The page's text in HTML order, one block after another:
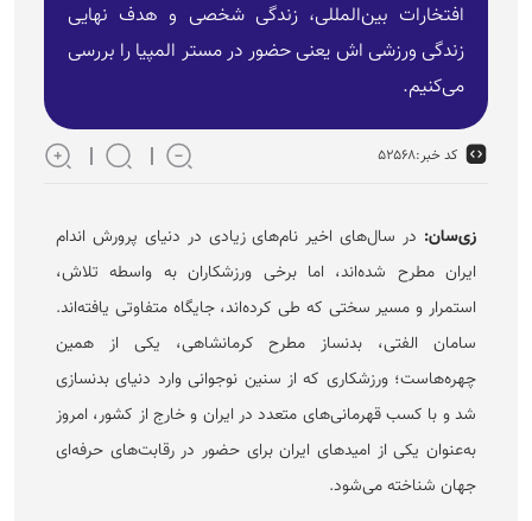
افتخارات بین‌المللی، زندگی شخصی و هدف نهایی
زندگی ورزشی اش یعنی حضور در مستر المپیا را بررسی
می‌کنیم.
کد خبر:۵۲۵۶۸
زی‌سان: در سال‌های اخیر نام‌های زیادی در دنیای پرورش اندام
ایران مطرح شده‌اند، اما برخی ورزشکاران به واسطه تلاش،
استمرار و مسیر سختی که طی کرده‌اند، جایگاه متفاوتی یافته‌اند.
سامان الفتی، بدنساز مطرح کرمانشاهی، یکی از همین
چهره‌هاست؛ ورزشکاری که از سنین نوجوانی وارد دنیای بدنسازی
شد و با کسب قهرمانی‌های متعدد در ایران و خارج از کشور، امروز
به‌عنوان یکی از امید‌های ایران برای حضور در رقابت‌های حرفه‌ای
جهان شناخته می‌شود.